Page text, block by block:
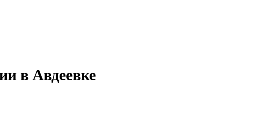
в Авдеевке